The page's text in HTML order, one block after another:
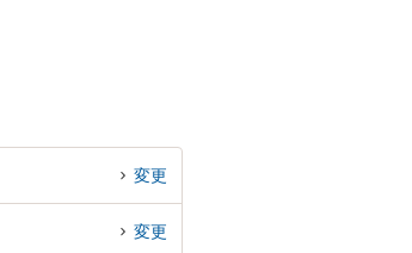
変更
変更